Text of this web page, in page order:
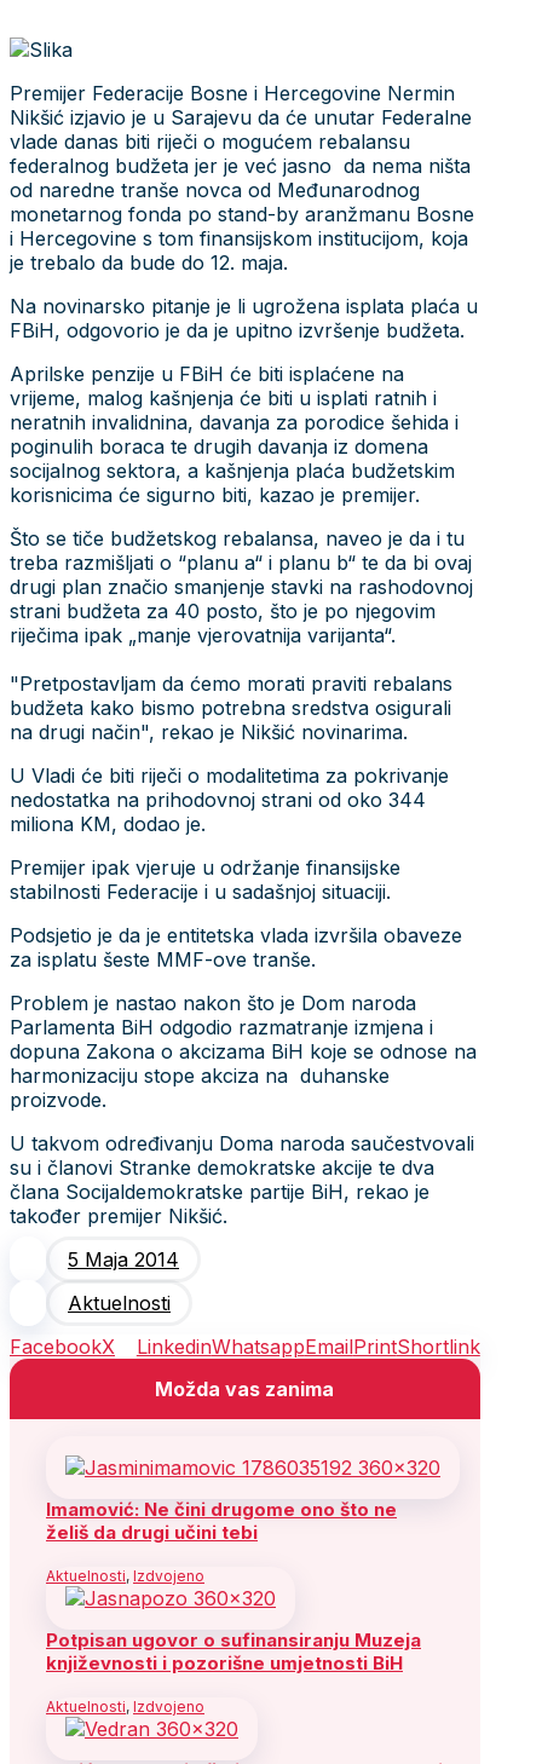
Premijer Federacije Bosne i Hercegovine Nermin
Nikšić izjavio je u Sarajevu da će unutar Federalne
vlade danas biti riječi o mogućem rebalansu
federalnog budžeta jer je već jasno da nema ništa
od naredne tranše novca od Međunarodnog
monetarnog fonda po stand-by aranžmanu Bosne
i Hercegovine s tom finansijskom institucijom, koja
je trebalo da bude do 12. maja.
Na novinarsko pitanje je li ugrožena isplata plaća u
FBiH, odgovorio je da je upitno izvršenje budžeta.
Aprilske penzije u FBiH će biti isplaćene na
vrijeme, malog kašnjenja će biti u isplati ratnih i
neratnih invalidnina, davanja za porodice šehida i
poginulih boraca te drugih davanja iz domena
socijalnog sektora, a kašnjenja plaća budžetskim
korisnicima će sigurno biti, kazao je premijer.
Što se tiče budžetskog rebalansa, naveo je da i tu
treba razmišljati o “planu a“ i planu b“ te da bi ovaj
drugi plan značio smanjenje stavki na rashodovnoj
strani budžeta za 40 posto, što je po njegovim
riječima ipak „manje vjerovatnija varijanta“.
"Pretpostavljam da ćemo morati praviti rebalans
budžeta kako bismo potrebna sredstva osigurali
na drugi način", rekao je Nikšić novinarima.
U Vladi će biti riječi o modalitetima za pokrivanje
nedostatka na prihodovnoj strani od oko 344
miliona KM, dodao je.
Premijer ipak vjeruje u održanje finansijske
stabilnosti Federacije i u sadašnjoj situaciji.
Podsjetio je da je entitetska vlada izvršila obaveze
za isplatu šeste MMF-ove tranše.
Problem je nastao nakon što je Dom naroda
Parlamenta BiH odgodio razmatranje izmjena i
dopuna Zakona o akcizama BiH koje se odnose na
harmonizaciju stope akciza na duhanske
proizvode.
U takvom određivanju Doma naroda saučestvovali
su i članovi Stranke demokratske akcije te dva
člana Socijaldemokratske partije BiH, rekao je
također premijer Nikšić.
5 Maja 2014
Aktuelnosti
FacebookX LinkedinWhatsappEmailPrintShortlink
Možda vas zanima
Imamović: Ne čini drugome ono što ne
želiš da drugi učini tebi
Aktuelnosti, Izdvojeno
Potpisan ugovor o sufinansiranju Muzeja
književnosti i pozorišne umjetnosti BiH
Aktuelnosti, Izdvojeno